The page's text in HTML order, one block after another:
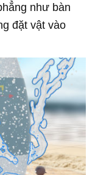
như bàn
đặt vật vào